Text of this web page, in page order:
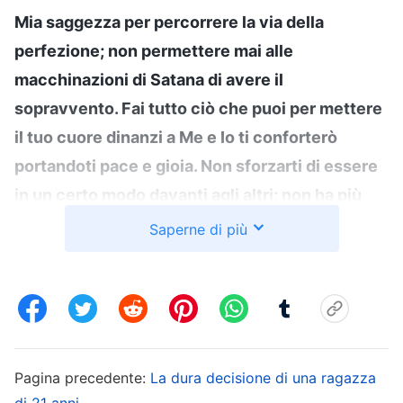
Mia saggezza per percorrere la via della
perfezione; non permettere mai alle
macchinazioni di Satana di avere il
sopravvento. Fai tutto ciò che puoi per mettere
il tuo cuore dinanzi a Me e Io ti conforterò
portandoti pace e gioia. Non sforzarti di essere
in un certo modo davanti agli altri; non ha più
valore e peso il fatto di soddisfare Me? Nel
giorni? ”(La Parola, Vol. 1: L’apparizione e l’opera di
superficie, sembrava che mia madre si
Saperne di più
Pagina precedente: La dura decisione di una ragazza